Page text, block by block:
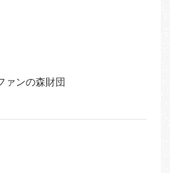
ァンの森財団